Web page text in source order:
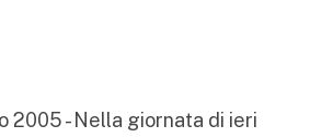
2005 - Nella giornata di ieri